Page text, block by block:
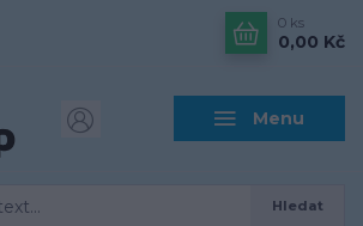
Menu
Hledat
0 ks
0,00 Kč